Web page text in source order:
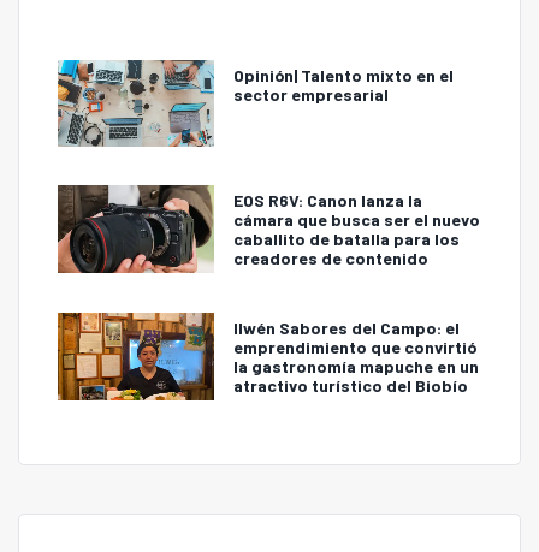
Opinión| Talento mixto en el
sector empresarial
EOS R6V: Canon lanza la
cámara que busca ser el nuevo
caballito de batalla para los
creadores de contenido
Ilwén Sabores del Campo: el
emprendimiento que convirtió
la gastronomía mapuche en un
atractivo turístico del Biobío